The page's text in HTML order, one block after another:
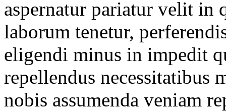
aspernatur pariatur velit in
laborum tenetur,
eligendi minus in impedit
repellendus necessitatibus
nobis assumenda veniam